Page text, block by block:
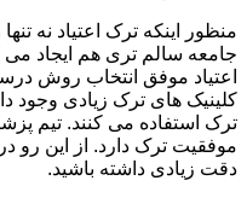
منظور اینکه ترک اعتیاد نه
جامعه سالم تری هم ایجاد
اعتیاد موفق انتخاب روش
کلینیک های ترک زیادی وجود
ترک استفاده می کنند. تیم
موفقیت ترک دارد. از این رو
دقت زیادی داشته باشید.